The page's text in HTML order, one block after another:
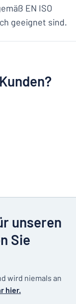
EN ISO
geeignet sind.
unseren
Sie
wird niemals an
hier.